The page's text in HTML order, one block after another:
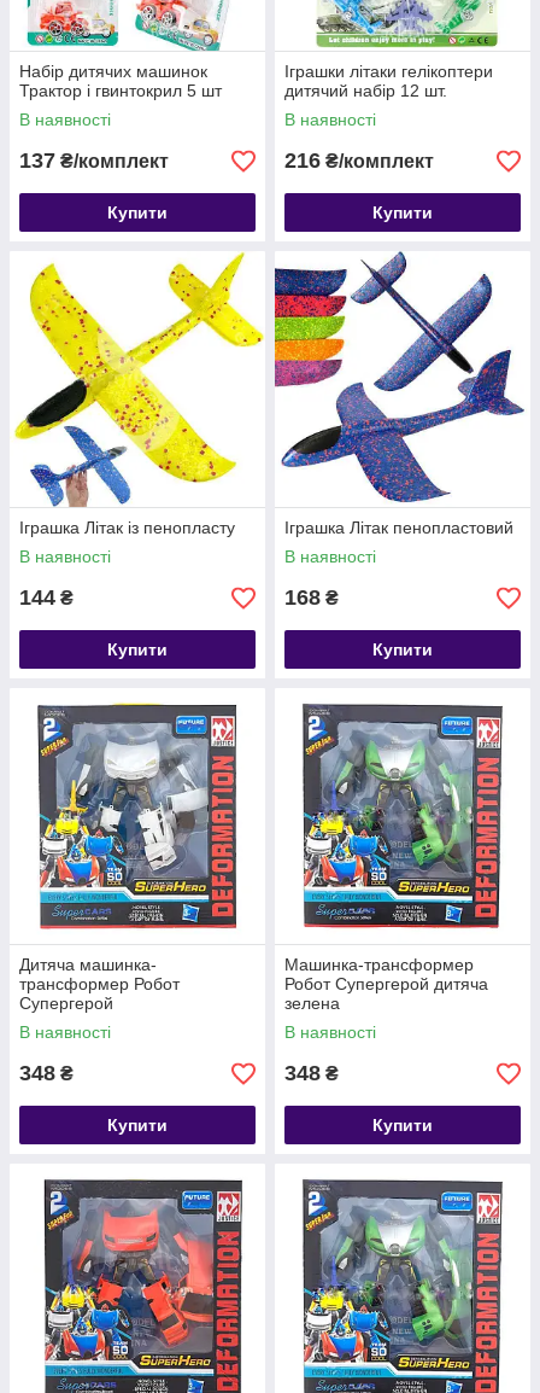
Набір дитячих машинок
Трактор і гвинтокрил 5 шт
В наявності
137 ₴/комплект
Купити
Іграшки літаки гелікоптери
дитячий набір 12 шт.
В наявності
216 ₴/комплект
Купити
Іграшка Літак із пенопласту
В наявності
144 ₴
Купити
Іграшка Літак пенопластовий
В наявності
168 ₴
Купити
Дитяча машинка-
трансформер Робот
Супергерой
В наявності
348 ₴
Купити
Машинка-трансформер
Робот Супергерой дитяча
зелена
В наявності
348 ₴
Купити